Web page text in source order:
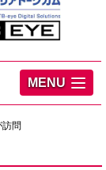
MENU
問